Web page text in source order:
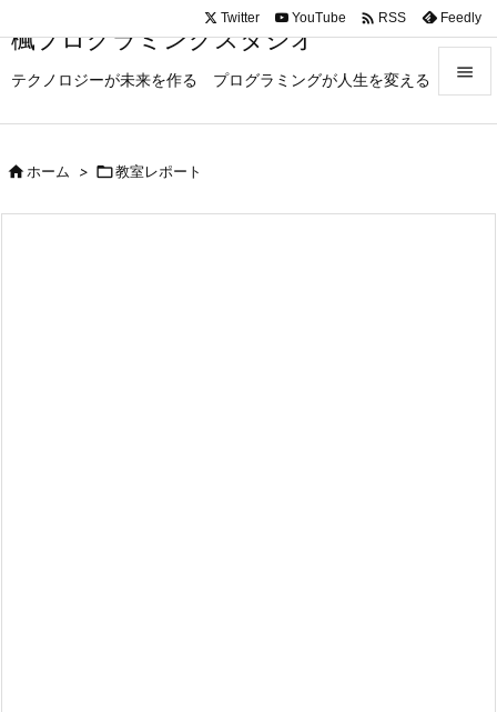
楓プログラミングスタジオ
テクノロジーが未来を作る プログラミングが人生を変える 

Twitter YouTube  RSS Feedly
ホーム > 教室レポート